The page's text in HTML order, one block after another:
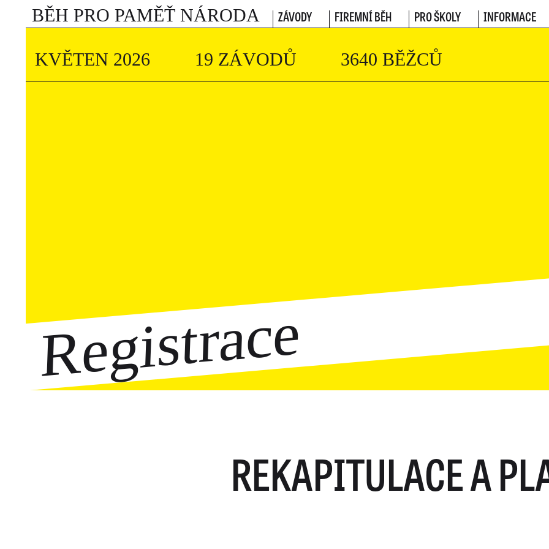
BĚH PRO PAMĚŤ NÁRODA ZÁVODY FIREMNÍ BĚH PRO ŠKOLY INFORMACE
KVĚTEN 2026 19 ZÁVODŮ 3640 BĚŽCŮ
Registrace
REKAPITULACE A